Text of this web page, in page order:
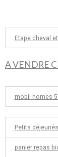
Etape cheval
A VENDRE
mobil homes
Petits
panier repas